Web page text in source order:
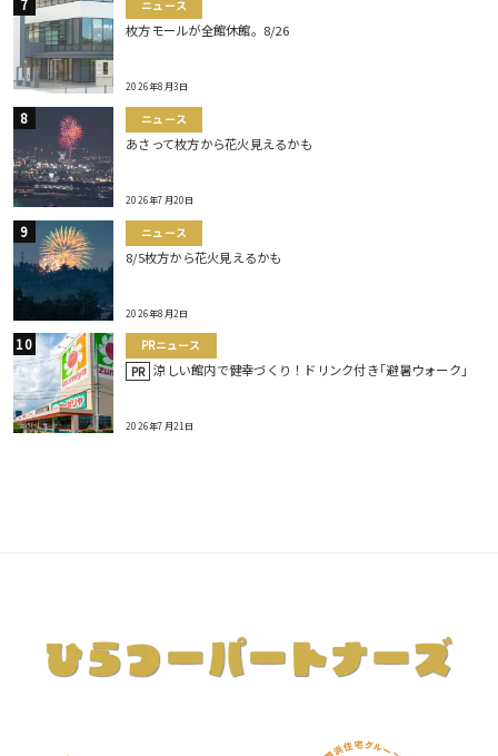
ニュース
枚方モールが全館休館。8/26
2026年8月3日
ニュース
あさって枚方から花火見えるかも
2026年7月20日
ニュース
8/5枚方から花火見えるかも
2026年8月2日
PRニュース
PR 涼しい館内で健幸づくり！ドリンク付き｢避暑ウォーク｣
2026年7月21日